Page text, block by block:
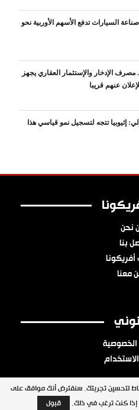
السيارات تدفع الأسهم الأوربية نحو
الإدخار والإستثمار العقاري يجهز
إثيوبيا تتجه لتسجيل نمو قياسي هذا
نحن
بنا
معنا
لتحسين تجربتك. سنفترض أنك موافق على
إذا كنت ترغب في ذلك.
قبول